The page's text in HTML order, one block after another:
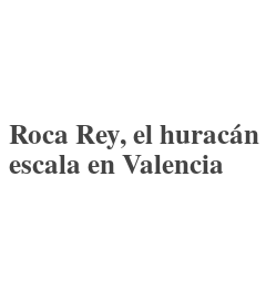
Roca Rey, el
escala en Valencia